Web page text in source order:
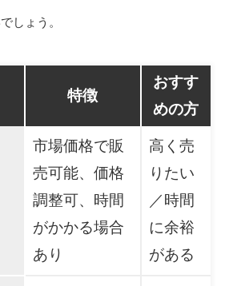
しょう。
特徴
おすす
めの方
市場価格で販
売可能、価格
調整可、時間
がかかる場合
あり
高く売
りたい
／時間
に余裕
がある